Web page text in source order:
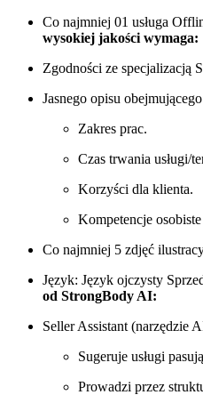
Co najmniej 01 usługa
wysokiej jakości wymaga:
Zgodności ze specjalizacją
Jasnego opisu
Zakres prac.
Czas trwania usługi/
Korzyści dla klienta.
Kompetencje
Co najmniej 5 zdjęć
Język: Język ojczysty
od StrongBody AI:
Seller Assistant (narzędzie
Sugeruje usługi
Prowadzi przez